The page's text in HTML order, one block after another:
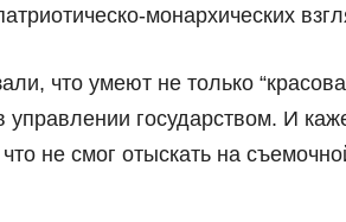
монархических
что умеют не только
государством. И
не смог отыскать на